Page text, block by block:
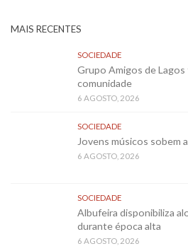
MAIS RECENTES
SOCIEDADE
Grupo Amigos de Lagos
comunidade
6 AGOSTO, 2026
SOCIEDADE
Jovens músicos sobem
6 AGOSTO, 2026
SOCIEDADE
Albufeira disponibiliza
durante época alta
6 AGOSTO, 2026